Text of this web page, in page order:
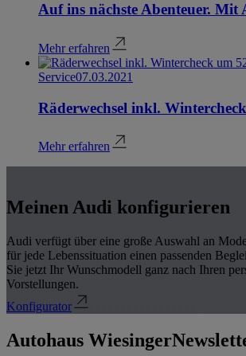
Auf ins nächste Abenteuer.
Mehr erfahren
Service07.03.2021
Räderwechsel inkl.
Mehr erfahren
Meinen Audi konfigurieren
Audi verfügt über eine große Auswahl an
für jede Lebenssituation einen passenden
Sie jetzt Ihr Wunschmodell ganz nach Ihren
Vorstellungen.
Konfigurator
Autohaus Wiesinger